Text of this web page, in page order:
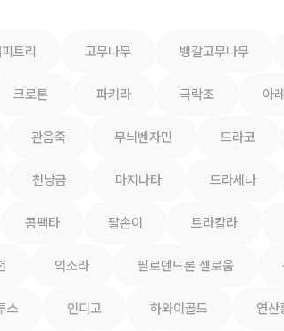
트리 고무나무 뱅갈고무나무
크로톤 파키라 극락조 아
관음죽 무늬벤자민 드라코
천냥금 마지나타 드라세나
콤팩타 팔손이 트라칼라
익소라 필로덴드론 셀로움
스 인디고 하와이골드 연산